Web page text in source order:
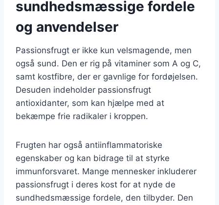
sundhedsmæssige fordele
og anvendelser
Passionsfrugt er ikke kun velsmagende, men
også sund. Den er rig på vitaminer som A og C,
samt kostfibre, der er gavnlige for fordøjelsen.
Desuden indeholder passionsfrugt
antioxidanter, som kan hjælpe med at
bekæmpe frie radikaler i kroppen.
Frugten har også antiinflammatoriske
egenskaber og kan bidrage til at styrke
immunforsvaret. Mange mennesker inkluderer
passionsfrugt i deres kost for at nyde de
sundhedsmæssige fordele, den tilbyder. Den